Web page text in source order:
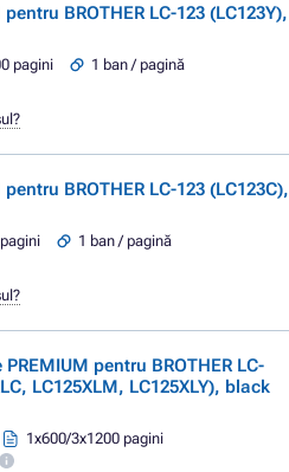
BROTHER LC-123 (LC123Y),
pagini
1 ban / pagină
BROTHER LC-123 (LC123C),
1 ban / pagină
pentru BROTHER LC-
LC125XLM, LC125XLY), black
1x600/3x1200 pagini